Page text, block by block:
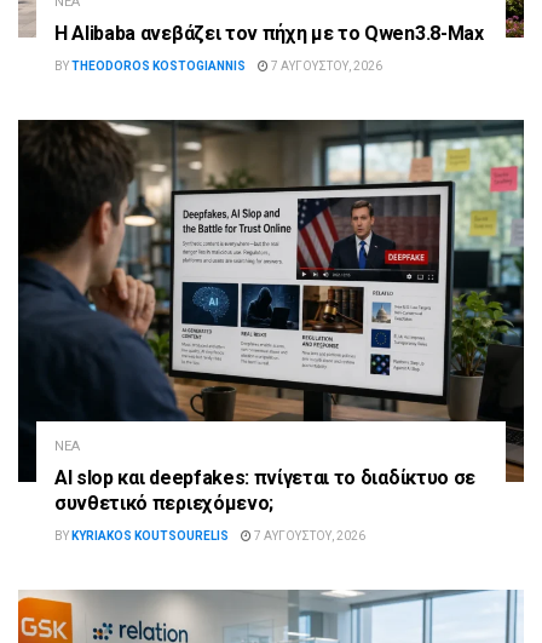
Η Alibaba ανεβάζει τον πήχη με το Qwen3.8-Max
BYTHEODOROS KOSTOGIANNIS 7 ΑΥΓΟΎΣΤΟΥ, 2026
ΝΈΑ
AI slop και deepfakes: πνίγεται το διαδίκτυο σε
συνθετικό περιεχόμενο;
BY KYRIAKOS KOUTSOURELIS 7 ΑΥΓΟΎΣΤΟΥ, 2026